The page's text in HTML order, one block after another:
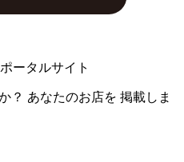
ータルサイト
？ あなたのお店を 掲載しま